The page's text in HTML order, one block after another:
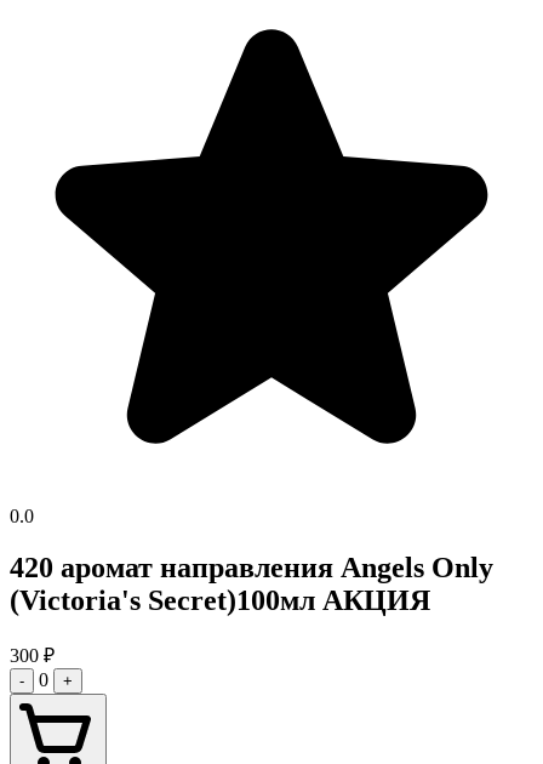
0.0
420 аромат направления Angels Only
(Victoria's Secret)100мл АКЦИЯ
300 ₽
- 0 +